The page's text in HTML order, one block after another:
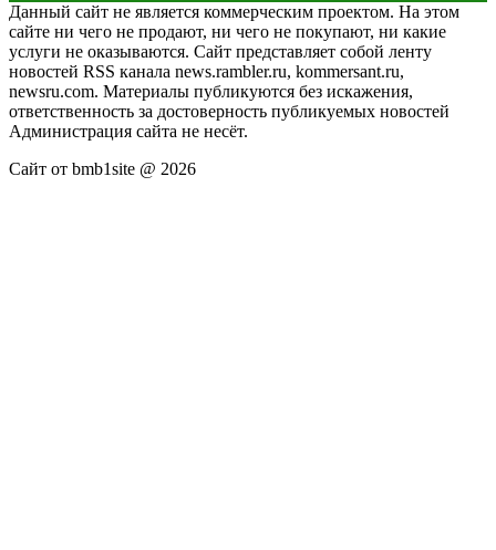
Данный сайт не является коммерческим проектом. На этом
сайте ни чего не продают, ни чего не покупают, ни какие
услуги не оказываются. Сайт представляет собой ленту
новостей RSS канала news.rambler.ru, kommersant.ru,
newsru.com. Материалы публикуются без искажения,
ответственность за достоверность публикуемых новостей
Администрация сайта не несёт.
Сайт от bmb1site @ 2026